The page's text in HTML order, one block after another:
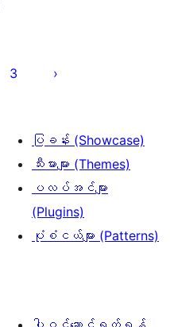
3
ပြခန်း (Showcase)
သီးမားများ (Themes)
ပလပ်အင်များ
(Plugins)
ပုံစံငယ်များ (Patterns)